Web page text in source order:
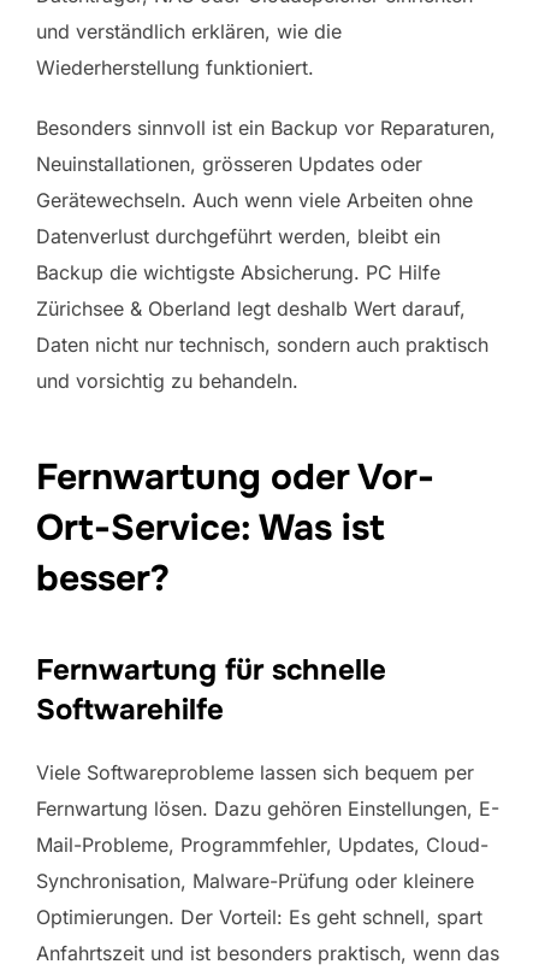
und verständlich erklären, wie die
Wiederherstellung funktioniert.
Besonders sinnvoll ist ein Backup vor Reparaturen,
Neuinstallationen, grösseren Updates oder
Gerätewechseln. Auch wenn viele Arbeiten ohne
Datenverlust durchgeführt werden, bleibt ein
Backup die wichtigste Absicherung. PC Hilfe
Zürichsee & Oberland legt deshalb Wert darauf,
Daten nicht nur technisch, sondern auch praktisch
und vorsichtig zu behandeln.
Fernwartung oder Vor-
Ort-Service: Was ist
besser?
Fernwartung für schnelle
Softwarehilfe
Viele Softwareprobleme lassen sich bequem per
Fernwartung lösen. Dazu gehören Einstellungen, E-
Mail-Probleme, Programmfehler, Updates, Cloud-
Synchronisation, Malware-Prüfung oder kleinere
Optimierungen. Der Vorteil: Es geht schnell, spart
Anfahrtszeit und ist besonders praktisch, wenn das